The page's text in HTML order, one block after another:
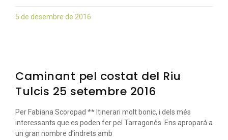
5 de desembre de 2016
Caminant pel costat del Riu
Tulcis 25 setembre 2016
Per Fabiana Scoropad ** Itinerari molt bonic, i dels més
interessants que es poden fer pel Tarragonès. Ens apropará a
un gran nombre d’indrets amb